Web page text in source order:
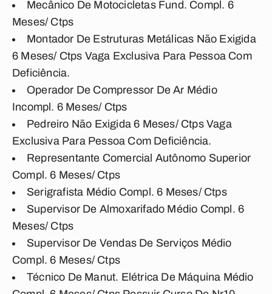
Mecânico De Motocicletas Fund. Compl. 6
Meses/ Ctps
Montador De Estruturas Metálicas Não Exigida
6 Meses/ Ctps Vaga Exclusiva Para Pessoa Com
Deficiência.
Operador De Compressor De Ar Médio
Incompl. 6 Meses/ Ctps
Pedreiro Não Exigida 6 Meses/ Ctps Vaga
Exclusiva Para Pessoa Com Deficiência.
Representante Comercial Autônomo Superior
Compl. 6 Meses/ Ctps
Serigrafista Médio Compl. 6 Meses/ Ctps
Supervisor De Almoxarifado Médio Compl. 6
Meses/ Ctps
Supervisor De Vendas De Serviços Médio
Compl. 6 Meses/ Ctps
Técnico De Manut. Elétrica De Máquina Médio